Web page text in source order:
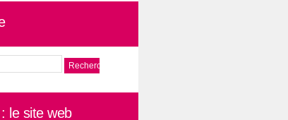
le site web